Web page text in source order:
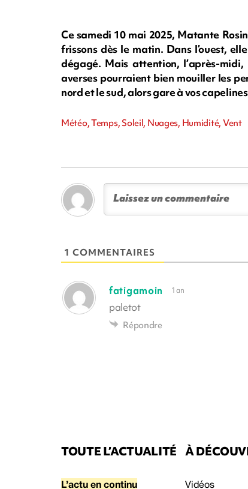
Ce samedi 10 mai 2025, Matante
frissons dès le matin. Dans l’ouest,
dégagé. Mais attention, l’après-
averses pourraient bien mouiller les
nord et le sud, alors gare à vos
Météo, Temps, Soleil, Nuages, Humidité, Vent
1 COMMENTAIRES
fatigamoin 1 an
paletot
Répondre
TOUTE L’ACTUALITÉ
L’actu en continu
À
Vidéos